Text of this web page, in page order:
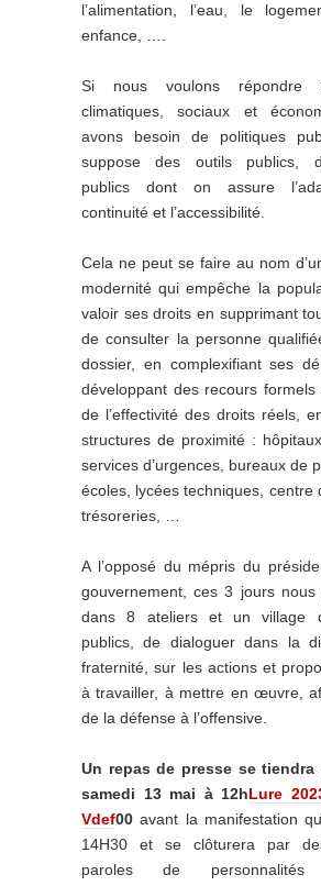
l’alimentation, l’eau, le
enfance, ….
Si nous voulons répondre
climatiques, sociaux et
avons besoin de politiques
suppose des outils publics,
publics dont on assure
continuité et l’accessibilité.
Cela ne peut se faire au nom
modernité qui empêche la
valoir ses droits en supprimant
de consulter la personne
dossier, en complexifiant ses
développant des recours
de l’effectivité des droits réels,
structures de proximité :
services d’urgences, bureaux de
écoles, lycées techniques, centre
trésoreries, …
A l’opposé du mépris du
gouvernement, ces 3 jours nous
dans 8 ateliers et un village
publics, de dialoguer dans la
fraternité, sur les actions et
à travailler, à mettre en œuvre,
de la défense à l’offensive.
Un repas de presse se
samedi 13 mai à 12hLure
Vdef00 avant la manifestation
14H30 et se clôturera par
paroles de personnalités